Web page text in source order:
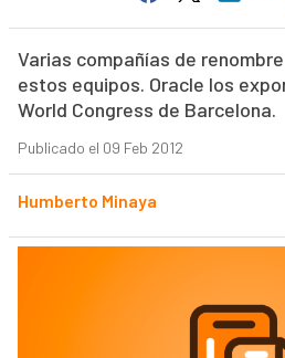
Varias compañías de
estos equipos. Oracle los
World Congress de Barcelona.
Publicado el 09 Feb 2012
Humberto Minaya